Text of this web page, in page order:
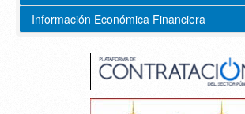
Información Económica Financiera